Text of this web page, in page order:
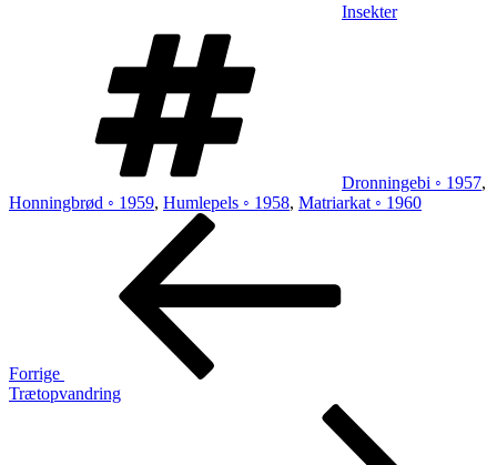
Insekter
Dronningebi ◦ 1957,
Honningbrød ◦ 1959, Humlepels ◦ 1958, Matriarkat ◦ 1960
Indlægsnavigation
Forrige
Trætopvandring